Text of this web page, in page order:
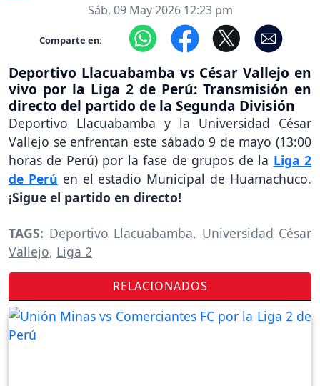
Sáb, 09 May 2026 12:23 pm
Comparte en:
Deportivo Llacuabamba vs César Vallejo en
vivo por la Liga 2 de Perú: Transmisión en
directo del partido de la Segunda División
Deportivo Llacuabamba y la Universidad César
Vallejo se enfrentan este sábado 9 de mayo (13:00
horas de Perú) por la fase de grupos de la Liga 2
de Perú en el estadio Municipal de Huamachuco.
¡Sigue el partido en directo!
TAGS: Deportivo Llacuabamba, Universidad César
Vallejo, Liga 2
RELACIONADOS